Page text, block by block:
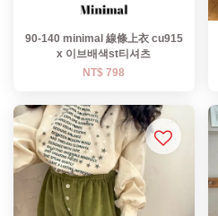
90-140 minimal 線條上衣 cu915
x 이브배색st티셔츠
NT$ 798